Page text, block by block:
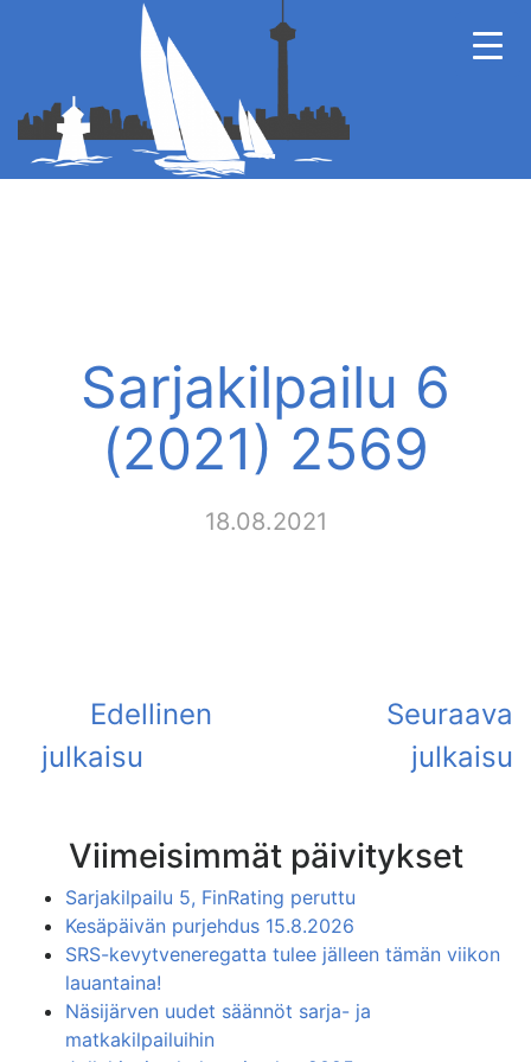
Sarjakilpailu 6
(2021) 2569
18.08.2021
Viimeisimmät päivitykset
Sarjakilpailu 5, FinRating peruttu
Kesäpäivän purjehdus 15.8.2026
SRS-kevytveneregatta tulee jälleen tämän viikon
lauantaina!
Näsijärven uudet säännöt sarja- ja
matkakilpailuihin